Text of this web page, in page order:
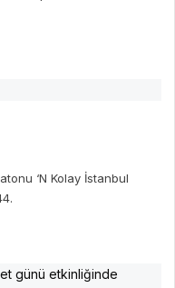
‘N Kolay İstanbul